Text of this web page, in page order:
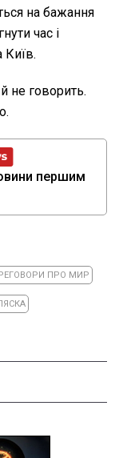
на бажання
час і
Київ.
не говорить.
першим
ПРО МИР